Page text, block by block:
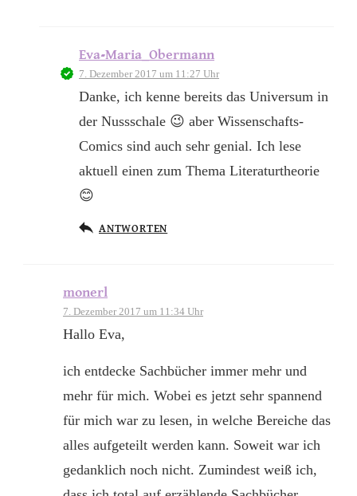
Eva-Maria_Obermann
7. Dezember 2017 um 11:27 Uhr
Danke, ich kenne bereits das Universum in
der Nussschale 😉 aber Wissenschafts-
Comics sind auch sehr genial. Ich lese
aktuell einen zum Thema Literaturtheorie
😊
ANTWORTEN
monerl
7. Dezember 2017 um 11:34 Uhr
Hallo Eva,
ich entdecke Sachbücher immer mehr und
mehr für mich. Wobei es jetzt sehr spannend
für mich war zu lesen, in welche Bereiche das
alles aufgeteilt werden kann. Soweit war ich
gedanklich noch nicht. Zumindest weiß ich,